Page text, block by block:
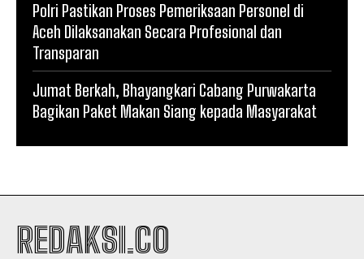
Polri Pastikan Proses Pemeriksaan Personel di
Aceh Dilaksanakan Secara Profesional dan
Transparan
Jumat Berkah, Bhayangkari Cabang Purwakarta
Bagikan Paket Makan Siang kepada Masyarakat
REDAKSI.CO